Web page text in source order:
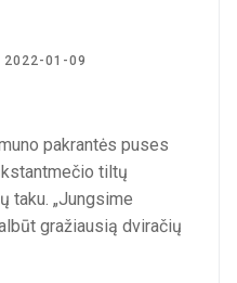
2022-01-09
pakrantės puses
tiltų
taku. „Jungsime
gražiausią dviračių